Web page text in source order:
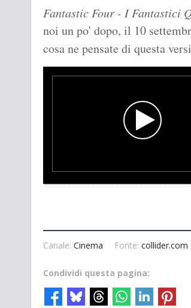
Fantastic Four - I Fantastici
noi un po' dopo, il 10
cosa ne pensate di questa
Canale: Cinema Fonte: collider.com
Condividi questa pagina: